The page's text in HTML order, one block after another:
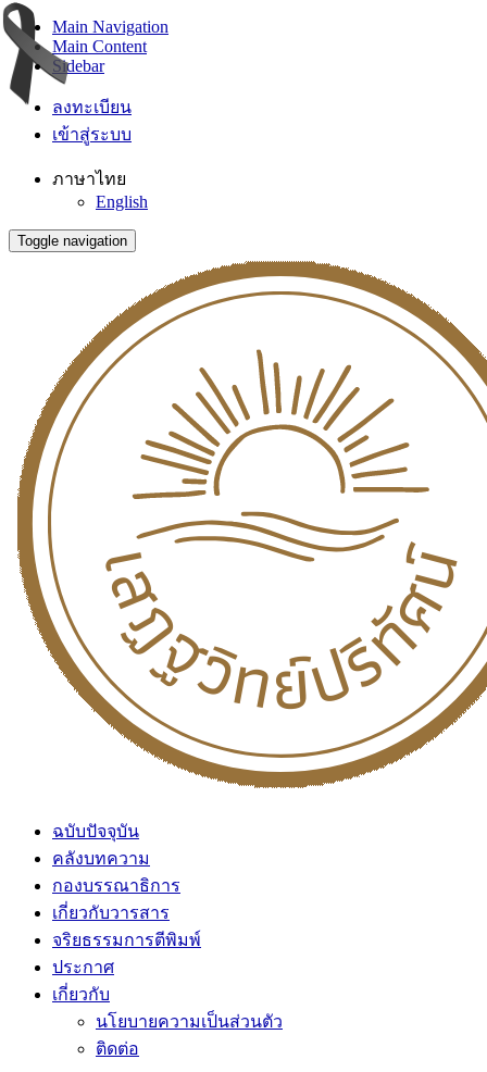
Main Navigation
Main Content
Sidebar
ลงทะเบียน
เข้าสู่ระบบ
ภาษาไทย
English
Toggle navigation
ฉบับปัจจุบัน
คลังบทความ
กองบรรณาธิการ
เกี่ยวกับวารสาร
จริยธรรมการตีพิมพ์
ประกาศ
เกี่ยวกับ
นโยบายความเป็นส่วนตัว
ติดต่อ